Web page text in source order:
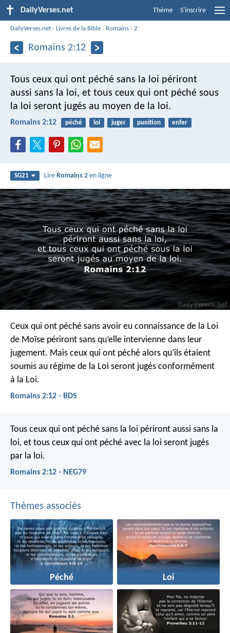
DailyVerses.net Thème S'inscrire
DailyVerses.net ›Livres de la Bible › Romains ›2
Romains 2:12
Tous ceux qui ont péché sans la loi périront
aussi sans la loi, et tous ceux qui ont péché sous
la loi seront jugés au moyen de la loi.
Romains 2:12 péché loi juger punition enfer
SG21 LireRomains 2 en ligne
Ceux qui ont péché sans avoir eu connaissance de la Loi
de Moïse périront sans qu’elle intervienne dans leur
jugement. Mais ceux qui ont péché alors qu’ils étaient
soumis au régime de la Loi seront jugés conformément
à la Loi.
Romains 2:12 - BDS
Tous ceux qui ont péché sans la loi périront aussi sans la
loi, et tous ceux qui ont péché avec la loi seront jugés
par la loi.
Romains 2:12 - NEG79
Thèmes associés
Péché Loi